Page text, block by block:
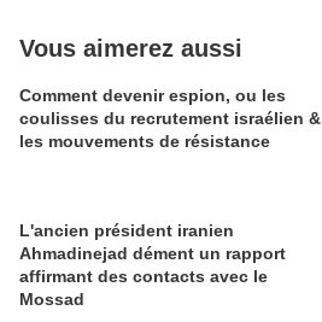
Vous aimerez aussi
Comment devenir espion, ou les
coulisses du recrutement israélien &
les mouvements de résistance
L'ancien président iranien
Ahmadinejad dément un rapport
affirmant des contacts avec le
Mossad